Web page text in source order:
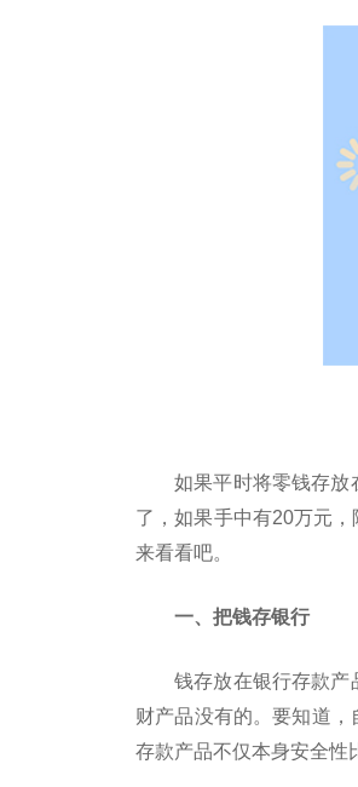
如果平时将零钱存放
了，如果手中有20万元
来看看吧。
一、把钱存银行
钱存放在银行存款产
财产品没有的。要知道
存款产品不仅本身安全性